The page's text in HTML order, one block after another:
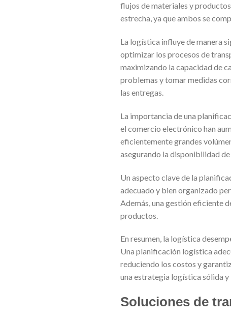
flujos de materiales y
estrecha, ya que ambos se
La logística influye de manera
optimizar los procesos de
maximizando la capacidad de
problemas y tomar medidas
las entregas.
La importancia de una
el comercio electrónico han
eficientemente grandes
asegurando la disponibilidad
Un aspecto clave de la
adecuado y bien organizado
Además, una gestión eficiente
productos.
En resumen, la logística
Una planificación logística
reduciendo los costos y
una estrategia logística sólida
Soluciones de